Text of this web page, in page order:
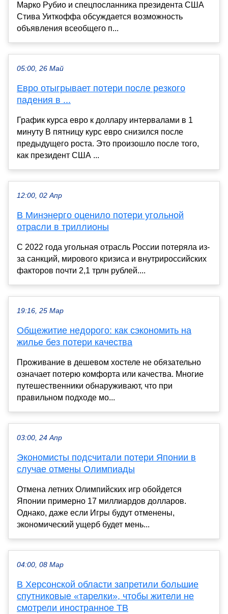
Марко Рубио и спецпосланника президента США
Стива Уиткоффа обсуждается возможность
объявления всеобщего п...
05:00, 26 Май
Евро отыгрывает потери после резкого
падения в ...
График курса евро к доллару интервалами в 1
минуту В пятницу курс евро снизился после
предыдущего роста. Это произошло после того,
как президент США ...
12:00, 02 Апр
В Минэнерго оценило потери угольной
отрасли в триллионы
С 2022 года угольная отрасль России потеряла из-
за санкций, мирового кризиса и внутрироссийских
факторов почти 2,1 трлн рублей....
19:16, 25 Мар
Общежитие недорого: как сэкономить на
жилье без потери качества
Проживание в дешевом хостеле не обязательно
означает потерю комфорта или качества. Многие
путешественники обнаруживают, что при
правильном подходе мо...
03:00, 24 Апр
Экономисты подсчитали потери Японии в
случае отмены Олимпиады
Отмена летних Олимпийских игр обойдется
Японии примерно 17 миллиардов долларов.
Однако, даже если Игры будут отменены,
экономический ущерб будет мень...
04:00, 08 Мар
В Херсонской области запретили большие
спутниковые «тарелки», чтобы жители не
смотрели иностранное ТВ